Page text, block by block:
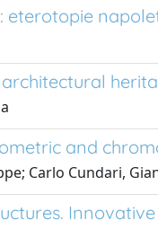
and
Carlo Cundari,